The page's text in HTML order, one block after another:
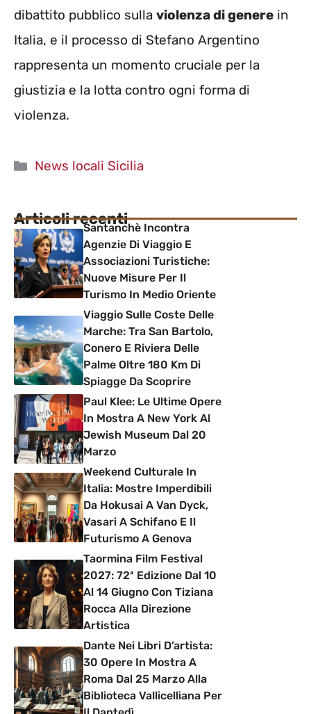
dibattito pubblico sulla violenza di genere in
Italia, e il processo di Stefano Argentino
rappresenta un momento cruciale per la
giustizia e la lotta contro ogni forma di
violenza.
Categorie
News locali Sicilia
Articoli recentiSantanchè Incontra
Agenzie Di Viaggio E
Associazioni Turistiche:
Nuove Misure Per Il
Turismo In Medio Oriente
Viaggio Sulle Coste Delle
Marche: Tra San Bartolo,
Conero E Riviera Delle
Palme Oltre 180 Km Di
Spiagge Da Scoprire
Paul Klee: Le Ultime Opere
In Mostra A New York Al
Jewish Museum Dal 20
Marzo
Weekend Culturale In
Italia: Mostre Imperdibili
Da Hokusai A Van Dyck,
Vasari A Schifano E Il
Futurismo A Genova
Taormina Film Festival
2027: 72ª Edizione Dal 10
Al 14 Giugno Con Tiziana
Rocca Alla Direzione
Artistica
Dante Nei Libri D’artista:
30 Opere In Mostra A
Roma Dal 25 Marzo Alla
Biblioteca Vallicelliana Per